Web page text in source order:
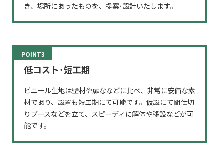
き、場所にあったものを、提案･設計いたします。
POINT3
低コスト･短工期
ビニール生地は壁材や扉ななどに比べ、非常に安価な素
材であり、設置も短工期にて可能です。仮設にて間仕切
りブースなどを立て、スピーディに解体や移設などが可
能です。